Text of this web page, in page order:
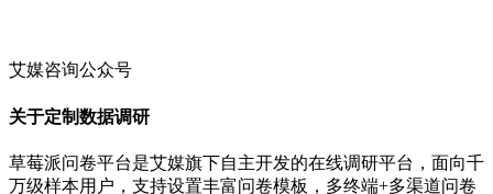
艾媒咨询公众号
关于定制数据调研
草莓派问卷平台是艾媒旗下自主开发的在线调研平台，面向千
万级样本用户，支持设置丰富问卷模板，多终端+多渠道问卷